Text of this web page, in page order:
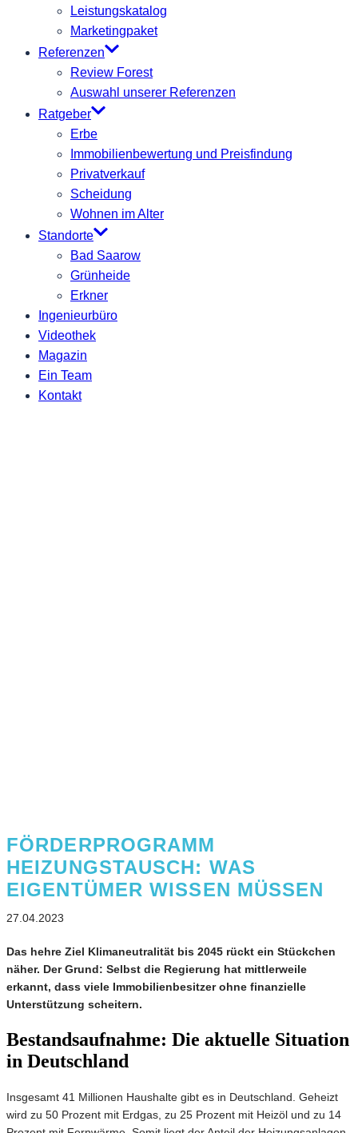
Leistungskatalog
Marketingpaket
Referenzen
Review Forest
Auswahl unserer Referenzen
Ratgeber
Erbe
Immobilienbewertung und Preisfindung
Privatverkauf
Scheidung
Wohnen im Alter
Standorte
Bad Saarow
Grünheide
Erkner
Ingenieurbüro
Videothek
Magazin
Ein Team
Kontakt
FÖRDERPROGRAMM
HEIZUNGSTAUSCH: WAS
EIGENTÜMER WISSEN MÜSSEN
27.04.2023
Das hehre Ziel Klimaneutralität bis 2045 rückt ein Stückchen
näher. Der Grund: Selbst die Regierung hat mittlerweile
erkannt, dass viele Immobilienbesitzer ohne finanzielle
Unterstützung scheitern.
Bestandsaufnahme: Die aktuelle Situation
in Deutschland
Insgesamt 41 Millionen Haushalte gibt es in Deutschland. Geheizt
wird zu 50 Prozent mit Erdgas, zu 25 Prozent mit Heizöl und zu 14